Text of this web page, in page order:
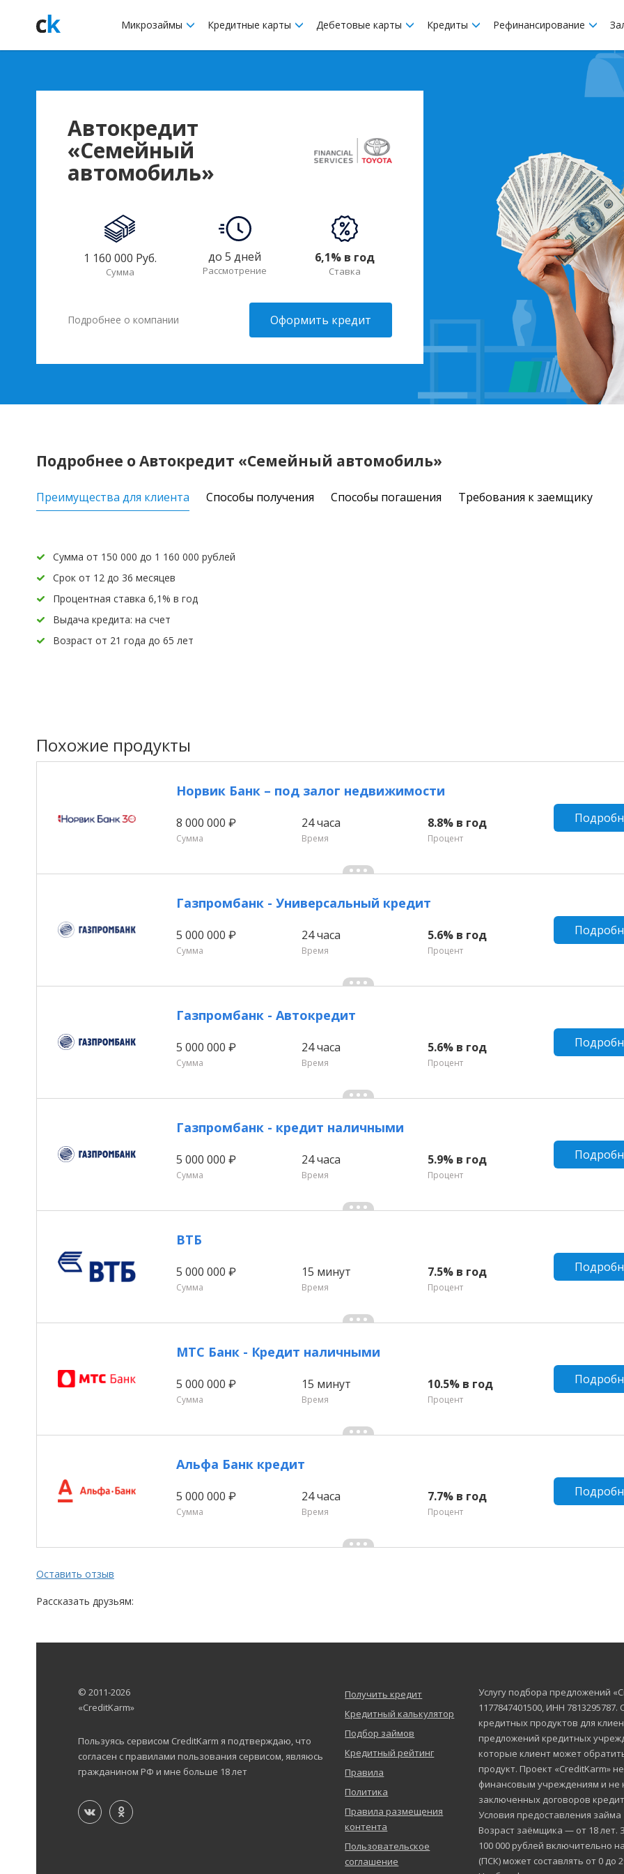
Микрозаймы Кредитные карты Дебетовые карты Кредиты Рефинансирование
Автокредит
«Семейный
автомобиль»
1 160 000 Руб.
Сумма
до 5 дней
Рассмотрение
6,1% в год
Ставка
Подробнее о компании Оформить кредит
Подробнее о Автокредит «Семейный автомобиль»
Преимущества для клиента Способы получения Способы погашения Требования к заемщику
Сумма от 150 000 до 1 160 000 рублей
Срок от 12 до 36 месяцев
Процентная ставка 6,1% в год
Выдача кредита: на счет
Возраст от 21 года до 65 лет
Похожие продукты
Норвик Банк – под залог недвижимости
8 000 000 ₽
Сумма
24 часа
Время
8.8% в год
Процент
Газпромбанк - Универсальный кредит
5 000 000 ₽
Сумма
24 часа
Время
5.6% в год
Процент
Газпромбанк - Автокредит
5 000 000 ₽
Сумма
24 часа
Время
5.6% в год
Процент
Газпромбанк - кредит наличными
5 000 000 ₽
Сумма
24 часа
Время
5.9% в год
Процент
ВТБ
5 000 000 ₽
Сумма
15 минут
Время
7.5% в год
Процент
МТС Банк - Кредит наличными
5 000 000 ₽
Сумма
15 минут
Время
10.5% в год
Процент
Альфа Банк кредит
5 000 000 ₽
Сумма
24 часа
Время
7.7% в год
Процент
Оставить отзыв
Рассказать друзьям:
© 2011-2026
«CreditKarm»
Пользуясь сервисом CreditKarm я подтверждаю, что
согласен с правилами пользования сервисом, являюсь
гражданином РФ и мне больше 18 лет
Получить кредит
Кредитный калькулятор
Подбор займов
Кредитный рейтинг
Правила
Политика
Правила размещения
контента
Пользовательское
соглашение
Услугу подбора предложений
1177847401500, ИНН
кредитных продуктов для
предложений кредитных
которые клиент может
продукт. Проект «CreditKarm»
финансовым учреждениям и не
заключенных договоров
Условия предоставления займа
Возраст заёмщика — от 18 лет.
100 000 рублей включительно
(ПСК) может составлять от 0 до